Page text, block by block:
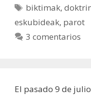
Etiquetas
biktimak,
eskubideak, parot
3 comentarios
El pasado 9 de